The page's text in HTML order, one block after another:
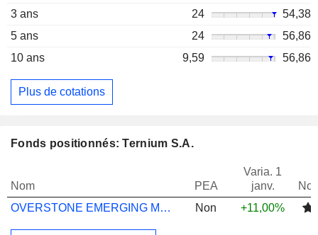
3 ans
24
54,38
5 ans
24
56,86
10 ans
9,59 56,86
Plus de cotations
Fonds positionnés: Ternium S.A.
Nom PEA
Varia. 1
janv.
OVERSTONE EMERGING MARKETS I USD
Non +11,00%